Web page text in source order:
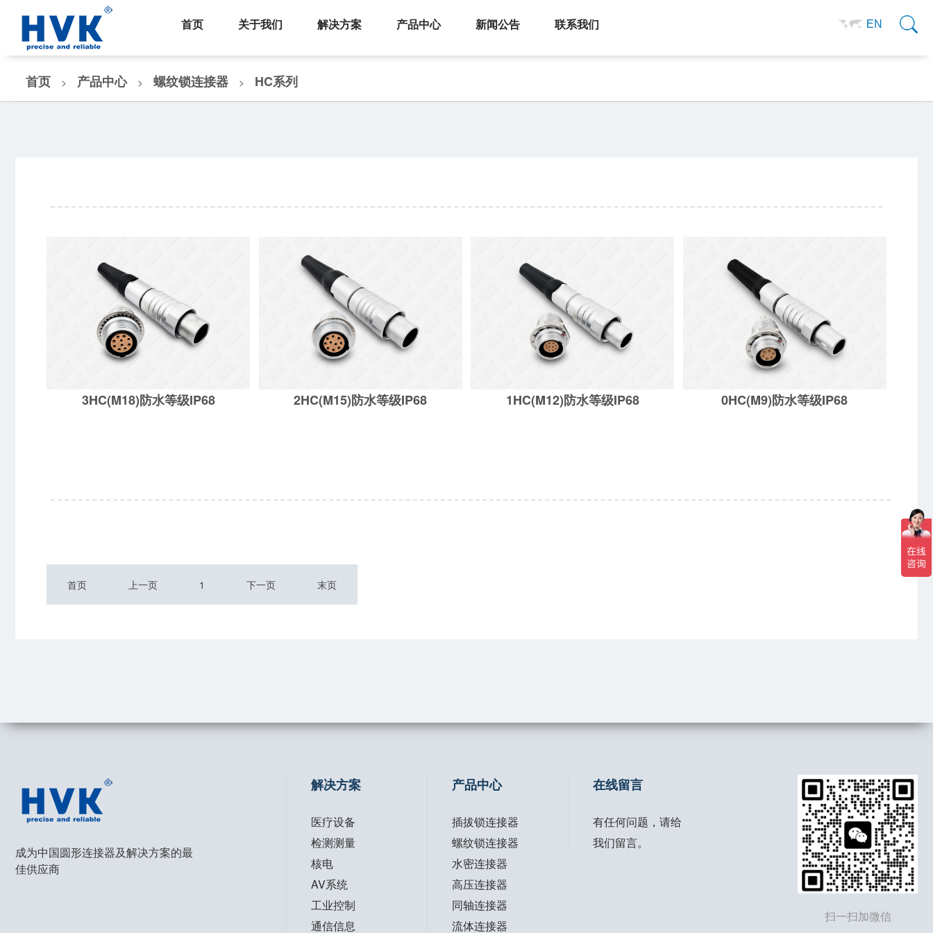
资料下载
首页 关于我们 解决方案 产品中心 新闻公告 联系我们 EN
首页 > 产品中心 > 螺纹锁连接器 > HC系列
3HC(M18)防水等级IP68 2HC(M15)防水等级IP68 1HC(M12)防水等级IP68 0HC(M9)防水等级IP68
首页 上一页 1 下一页 末页
成为中国圆形连接器及解决方案的最
佳供应商
解决方案
医疗设备
检测测量
核电
AV系统
工业控制
通信信息
产品中心
插拔锁连接器
螺纹锁连接器
水密连接器
高压连接器
同轴连接器
流体连接器
在线留言
有任何问题，请给
我们留言。
扫一扫加微信